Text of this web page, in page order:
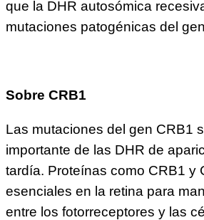
que la DHR autosómica
mutaciones patogénicas del
Sobre CRB1
Las mutaciones del gen CRB1
importante de las DHR de
tardía. Proteínas como CRB1 y
esenciales en la retina para
entre los fotorreceptores y las